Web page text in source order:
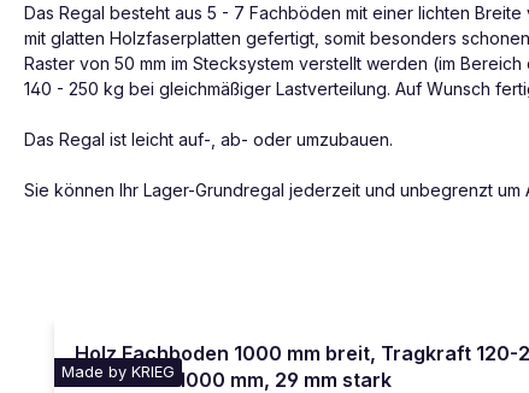
Das Regal besteht aus 5 - 7 Fachböden mit einer lichten
mit glatten Holzfaserplatten gefertigt, somit besonders
Raster von 50 mm im Stecksystem verstellt werden (im
140 - 250 kg bei gleichmäßiger Lastverteilung. Auf Wunsch
Das Regal ist leicht auf-, ab- oder umzubauen.
Sie können Ihr Lager-Grundregal jederzeit und unbegrenzt um
Made by KRIEG
Holz Fachboden 1000 mm breit, Tragkraft
Tiefe 400-1000 mm, 29 mm stark